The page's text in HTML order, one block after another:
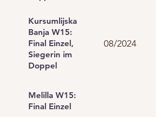
Kursumlijska
Banja W15:
Final Einzel,
Siegerin im
Doppel
08/2024
Melilla W15:
Final Einzel